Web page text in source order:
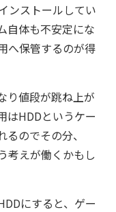
ンストールしてい
自体も不安定にな
へ保管するのが得
り値段が跳ね上が
はHDDというケー
のでその分、
考えが働くかもし
にすると、ゲー